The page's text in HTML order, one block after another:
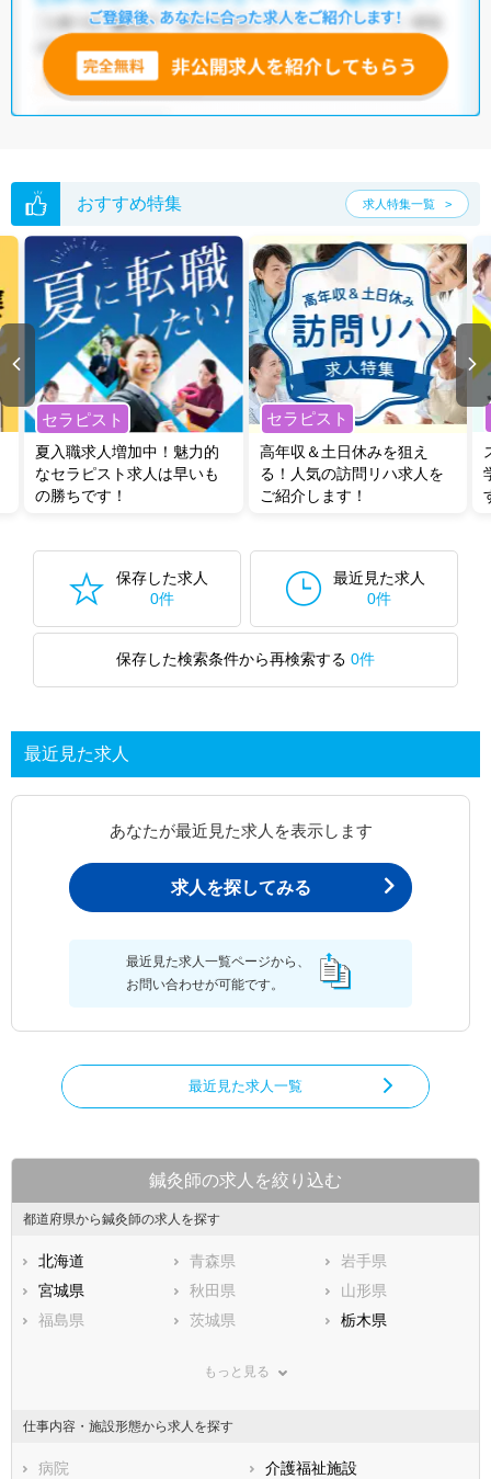
おすすめ特集 求人特集一覧
セラピスト
夏入職求人増加中！魅力的
なセラピスト求人は早いも
の勝ちです！
セラピスト
高年収＆土日休みを狙え
る！人気の訪問リハ求人を
ご紹介します！
保存した求人
0件
最近見た求人
0件
保存した検索条件から再検索する 0件
最近見た求人
あなたが最近見た求人を表示します
求人を探してみる
最近見た求人一覧ページから、
お問い合わせが可能です。
最近見た求人一覧
鍼灸師の求人を絞り込む
都道府県から鍼灸師の求人を探す
北海道 青森県
岩手県
宮城県
秋田県
山形県
福島県
茨城県
栃木県
神奈川県
石川県
福井県
静岡県
三重県
もっと見る
仕事内容・施設形態から求人を探す
病院
介護福祉施設